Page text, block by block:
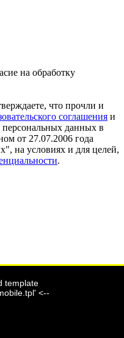
template
<--
на обработку
что прочли и
соглашения и
персональных данных в
от 27.07.2006 года
на условиях и для целей,
.
сообщение